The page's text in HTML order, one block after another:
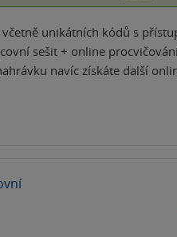
unikátních kódů s
sešit + online
navíc získáte další